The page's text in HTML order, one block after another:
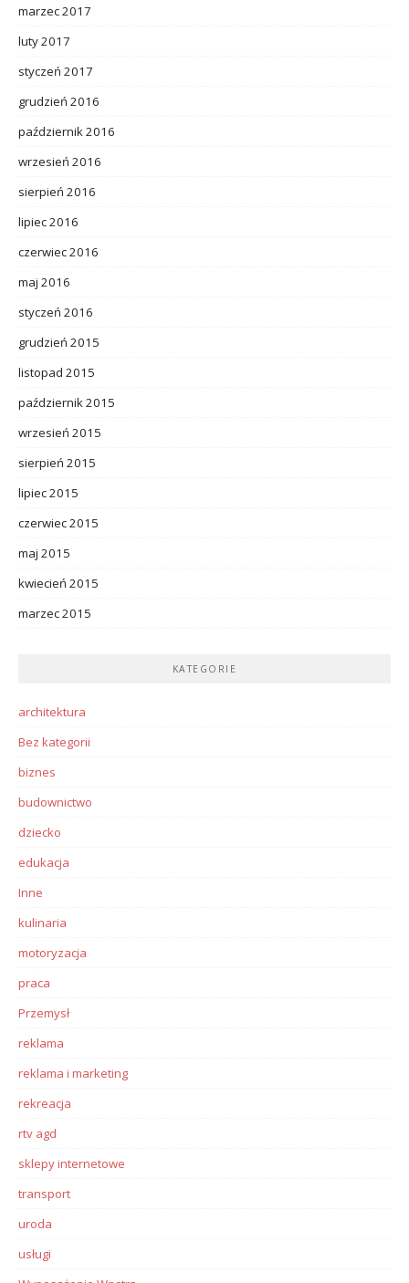
marzec 2017
luty 2017
styczeń 2017
grudzień 2016
październik 2016
wrzesień 2016
sierpień 2016
lipiec 2016
czerwiec 2016
maj 2016
styczeń 2016
grudzień 2015
listopad 2015
październik 2015
wrzesień 2015
sierpień 2015
lipiec 2015
czerwiec 2015
maj 2015
kwiecień 2015
marzec 2015
KATEGORIE
architektura
Bez kategorii
biznes
budownictwo
dziecko
edukacja
Inne
kulinaria
motoryzacja
praca
Przemysł
reklama
reklama i marketing
rekreacja
rtv agd
sklepy internetowe
transport
uroda
usługi